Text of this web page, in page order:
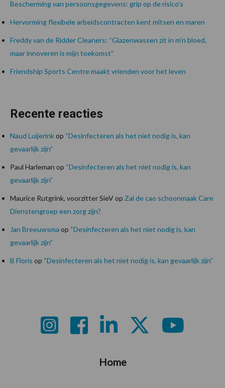
Bescherming van persoonsgegevens: grip op de risico’s
Hervorming flexibele arbeidscontracten kent mitsen en maren
Freddy van de Ridder Cleaners: “Glazenwassen zit in m’n bloed,
maar innoveren is mijn toekomst”
Friendship Sports Centre maakt vrienden voor het leven
Recente reacties
Naud Luijerinkop “Desinfecteren als het niet nodig is, kan
gevaarlijk zijn”
Paul Harleman op “Desinfecteren als het niet nodig is, kan
gevaarlijk zijn”
Maurice Rutgrink, voorzitter SieVop Zal de cao schoonmaak Care
Dienstengroep een zorg zijn?
Jan Breeuwsma op “Desinfecteren als het niet nodig is, kan
gevaarlijk zijn”
B Floris op “Desinfecteren als het niet nodig is, kan gevaarlijk zijn”
Home